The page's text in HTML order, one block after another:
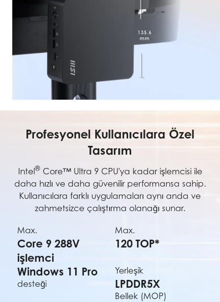
Profesyonel Kullanıcılara Özel
Tasarım
Intel ®Core™ Ultra 9 CPU'ya kadar işlemcisi ile
daha hızlı ve daha güvenilir performansa sahip.
Kullanıcılara farklı uygulamaları aynı anda ve
zahmetsizce çalıştırma olanağı sunar.
Max.
Core 9 288V
işlemci
Max.
120 TOP*
Windows 11 Pro
desteği
Yerleşik
LPDDR5X
Bellek (MOP)